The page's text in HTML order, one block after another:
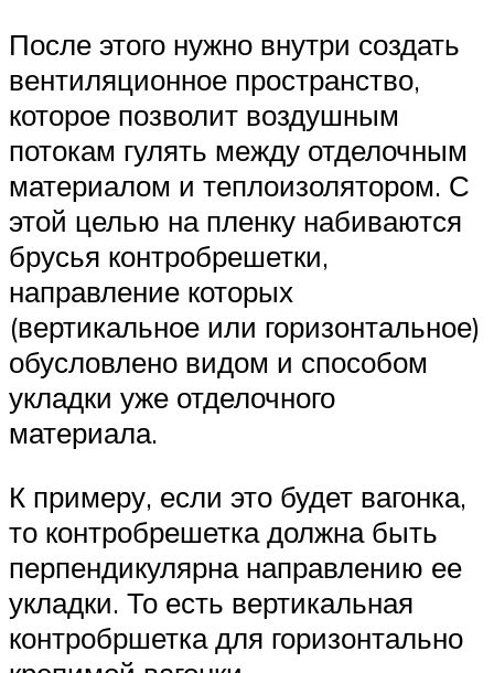
После этого нужно внутри создать
вентиляционное пространство,
которое позволит воздушным
потокам гулять между отделочным
материалом и теплоизолятором. С
этой целью на пленку набиваются
брусья контробрешетки,
направление которых
(вертикальное или горизонтальное)
обусловлено видом и способом
укладки уже отделочного
материала.
К примеру, если это будет вагонка,
то контробрешетка должна быть
перпендикулярна направлению ее
укладки. То есть вертикальная
контробршетка для горизонтально